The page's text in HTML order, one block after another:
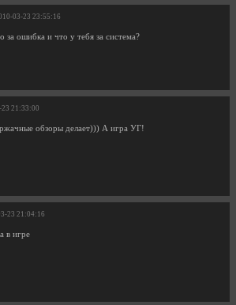
03-23 23:55:16
за ошибка и что у тебя за система?
23 21:33:00
обзоры делает))) А игра УГ!
23 21:04:16
в игре